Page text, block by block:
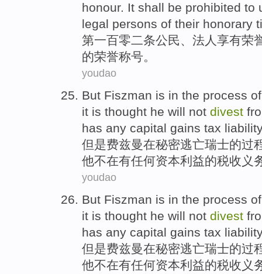
honour. It shall be prohibited to
legal persons of their honorary
第一百零二条公民、 法人 享有荣
的荣誉称号。
youdao
But Fiszman is in the process of
it is thought he will not divest
has any capital gains tax liability
但是费兹曼在秘密逃亡瑞士的过
他不在有任何资本利益的税收 义
youdao
But Fiszman is in the process of
it is thought he will not divest
has any capital gains tax liability
但是费兹曼在秘密逃亡瑞士的过
他不在有任何资本利益的税收 义